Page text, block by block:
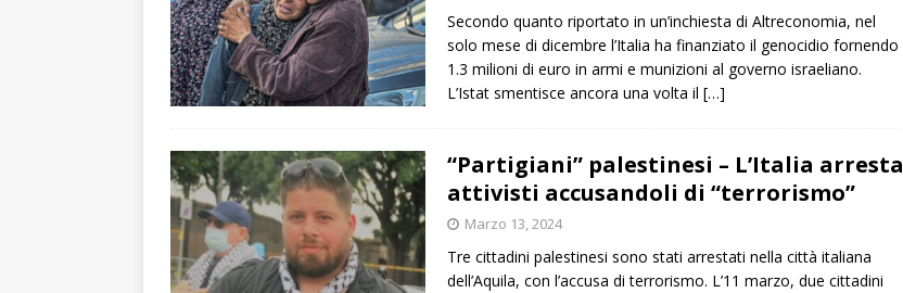
Secondo quanto riportato in un’inchiesta di Altreconomia, nel
solo mese di dicembre l’Italia ha finanziato il genocidio fornendo
1.3 milioni di euro in armi e munizioni al governo israeliano.
L’Istat smentisce ancora una volta il […]
“Partigiani” palestinesi – L’Italia arresta
attivisti accusandoli di “terrorismo”
Marzo 13, 2024
Tre cittadini palestinesi sono stati arrestati nella città italiana
dell’Aquila, con l’accusa di terrorismo. L’11 marzo, due cittadini